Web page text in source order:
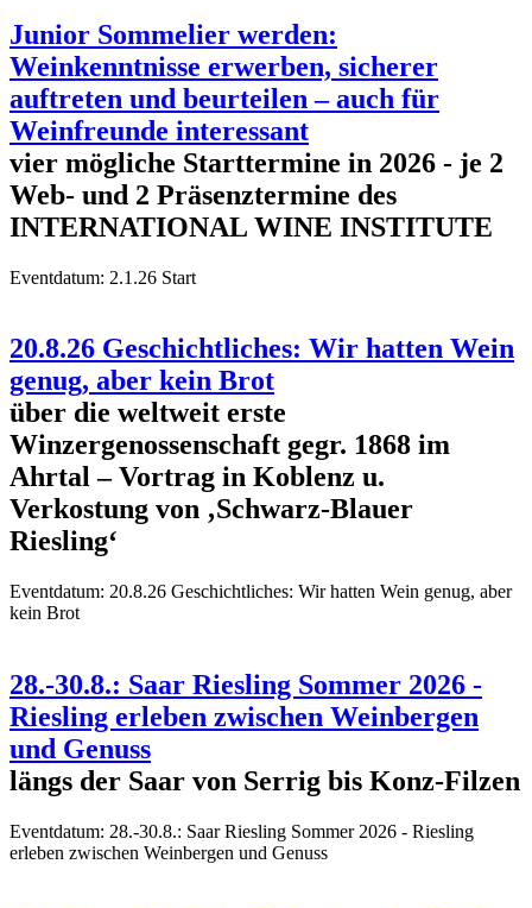
Junior Sommelier werden:
Weinkenntnisse erwerben, sicherer
auftreten und beurteilen – auch für
Weinfreunde interessant
vier mögliche Starttermine in 2026 - je 2
Web- und 2 Präsenztermine des
INTERNATIONAL WINE INSTITUTE
Eventdatum: 2.1.26 Start
20.8.26 Geschichtliches: Wir hatten Wein
genug, aber kein Brot
über die weltweit erste
Winzergenossenschaft gegr. 1868 im
Ahrtal – Vortrag in Koblenz u.
Verkostung von ‚Schwarz-Blauer
Riesling‘
Eventdatum: 20.8.26 Geschichtliches: Wir hatten Wein genug, aber
kein Brot
28.-30.8.: Saar Riesling Sommer 2026 -
Riesling erleben zwischen Weinbergen
und Genuss
längs der Saar von Serrig bis Konz-Filzen
Eventdatum: 28.-30.8.: Saar Riesling Sommer 2026 - Riesling
erleben zwischen Weinbergen und Genuss